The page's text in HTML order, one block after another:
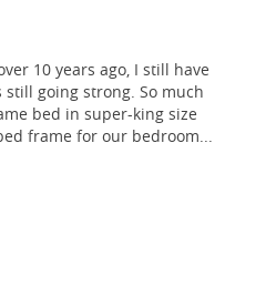
10 years ago, I still have
going strong. So much
bed in super-king size
frame for our bedroom...